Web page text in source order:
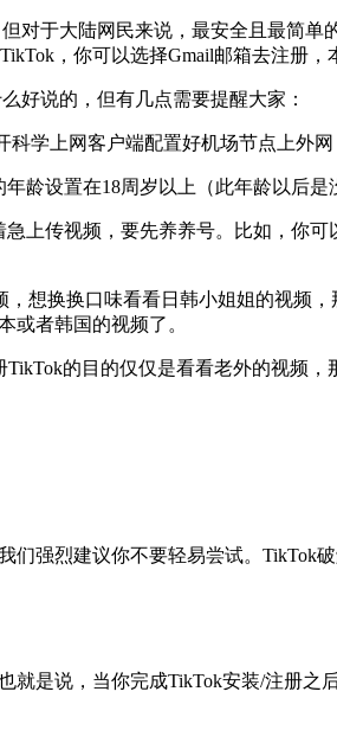
对于大陆网民来说，最安全且最简
，你可以选择Gmail邮箱去注册
好说的，但有几点需要提醒大家：
科学上网客户端配置好机场节点上外
龄设置在18周岁以上（此年龄以后是
上传视频，要先养养号。比如，你
想换换口味看看日韩小姐姐的视频
或者韩国的视频了。
TikTok的目的仅仅是看看老外的视频
们强烈建议你不要轻易尝试。TikTok
就是说，当你完成TikTok安装/注册